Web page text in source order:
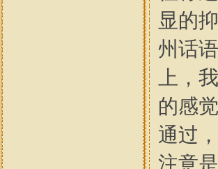
显的
州话
上，
的感
通过
注意